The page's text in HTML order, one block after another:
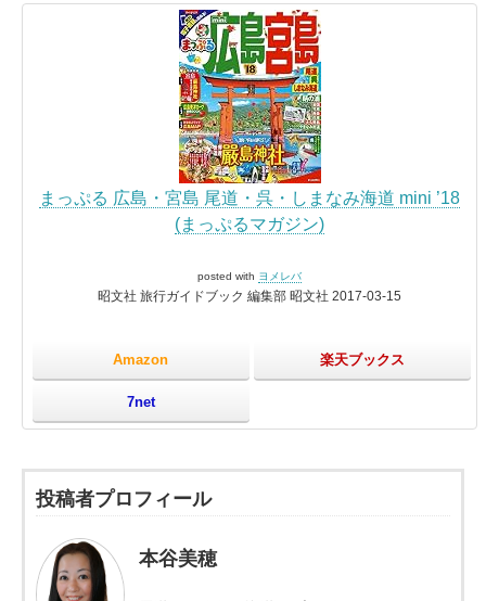
まっぷる 広島・宮島 尾道・呉・しまなみ海道 mini ’18
(まっぷるマガジン)
posted with ヨメレバ
昭文社 旅行ガイドブック 編集部 昭文社 2017-03-15
Amazon 楽天ブックス
7net
投稿者プロフィール
本谷美穂